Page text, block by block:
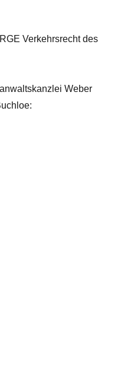
Verkehrsrecht des
Weber